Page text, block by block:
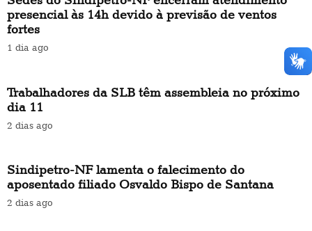
presencial às 14h devido à previsão de ventos
fortes
1 dia ago
Trabalhadores da SLB têm assembleia no próximo
dia 11
2 dias ago
Sindipetro-NF lamenta o falecimento do
aposentado filiado Osvaldo Bispo de Santana
2 dias ago